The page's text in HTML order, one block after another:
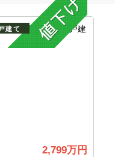
建て
2,799万円